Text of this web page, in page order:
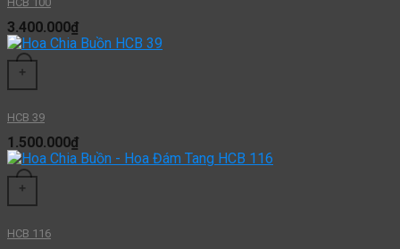
3.400.000₫
+
HCB 39
1.500.000₫
+
HCB 116